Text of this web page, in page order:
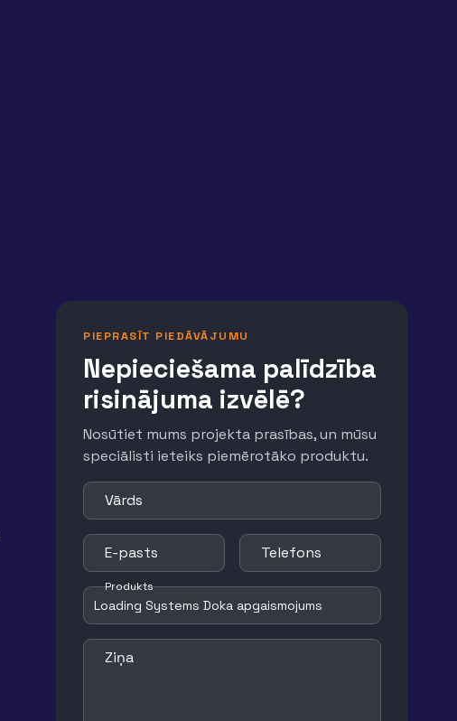
PIEPRASĪT PIEDĀVĀJUMU
Nepieciešama palīdzība
risinājuma izvēlē?
Nosūtiet mums projekta prasības, un mūsu
speciālisti ieteiks piemērotāko produktu.
Vārds
E-pasts Telefons
Produkts
Ziņa